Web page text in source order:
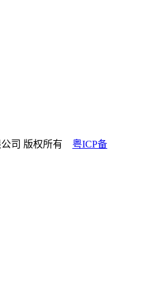
公司 版权所有 粤ICP备